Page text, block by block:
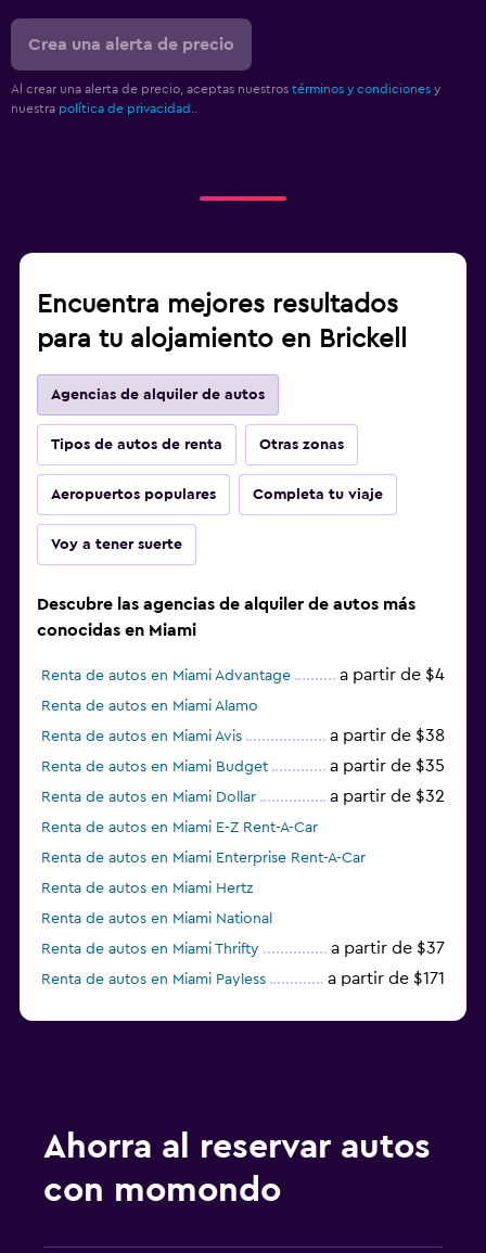
Crea una alerta de precio
Al crear una alerta de precio, aceptas nuestros términos y condiciones y
nuestra política de privacidad..
Encuentra mejores resultados
para tu alojamiento en Brickell
Agencias de alquiler de autos
Tipos de autos de renta Otras zonas
Aeropuertos populares Completa tu viaje
Voy a tener suerte
Descubre las agencias de alquiler de autos más
conocidas en Miami
Renta de autos en Miami Advantage a partir de $4
Renta de autos en Miami Alamo
Renta de autos en Miami Avis
a partir de $38
Renta de autos en Miami Budget a partir de $35
Renta de autos en Miami Dollar a partir de $32
Renta de autos en Miami E-Z Rent-A-Car
Renta de autos en Miami Enterprise Rent-A-Car
Renta de autos en Miami Hertz
Renta de autos en Miami National
Renta de autos en Miami Thrifty
a partir de $37
Renta de autos en Miami Payless a partir de $171
Ahorra al reservar autos
con momondo